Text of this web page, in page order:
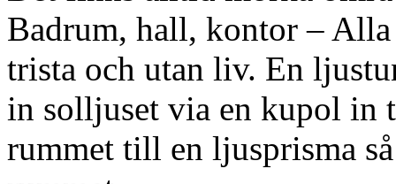
Badrum, hall, kontor – Alla
trista och utan liv. En
in solljuset via en kupol in
rummet till en ljusprisma